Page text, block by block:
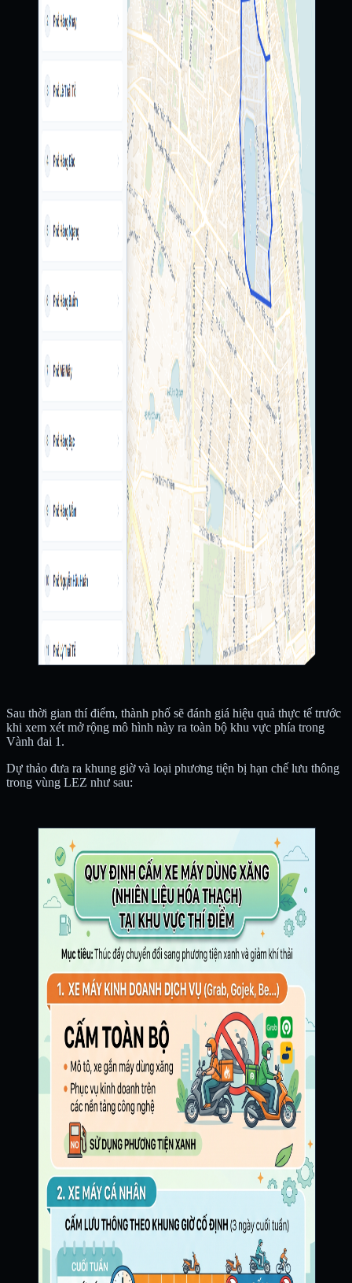
Sau thời gian thí điểm, thành phố sẽ đánh giá hiệu quả thực tế trước
khi xem xét mở rộng mô hình này ra toàn bộ khu vực phía trong
Vành đai 1.
Dự thảo đưa ra khung giờ và loại phương tiện bị hạn chế lưu thông
trong vùng LEZ như sau: